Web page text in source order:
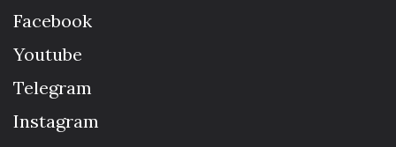
Facebook
Youtube
Telegram
Instagram